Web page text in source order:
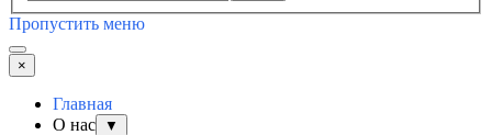
Пропустить меню
×
Главная
О нас
▼